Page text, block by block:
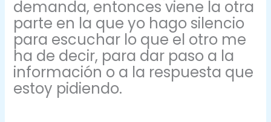
demanda, entonces viene la otra
parte en la que yo hago silencio
para escuchar lo que el otro me
ha de decir, para dar paso a la
información o a la respuesta que
estoy pidiendo.